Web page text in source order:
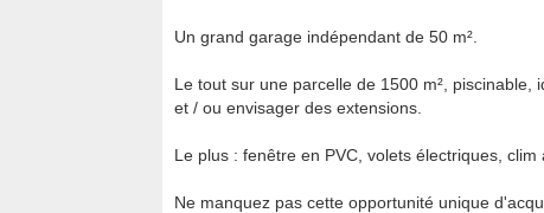
Un grand garage indépendant de 50 m².
Le tout sur une parcelle de 1500 m²,
et / ou envisager des extensions.
Le plus : fenêtre en PVC, volets électriques,
Ne manquez pas cette opportunité unique